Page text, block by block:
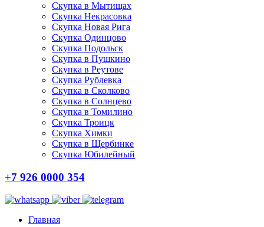
Скупка в Мытищах
Скупка Некрасовка
Скупка Новая Рига
Скупка Одинцово
Скупка Подольск
Скупка в Пушкино
Скупка в Реутове
Скупка Рублевка
Скупка в Сколково
Скупка в Солнцево
Скупка в Томилино
Скупка Троицк
Скупка Химки
Скупка в Щербинке
Скупка Юбилейный
+7 926 0000 354
Главная